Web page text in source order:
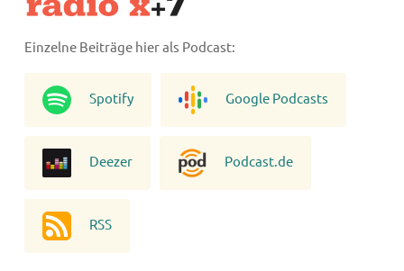
Einzelne Beiträge hier als Podcast:
Spotify Google Podcasts
Deezer Podcast.de
RSS